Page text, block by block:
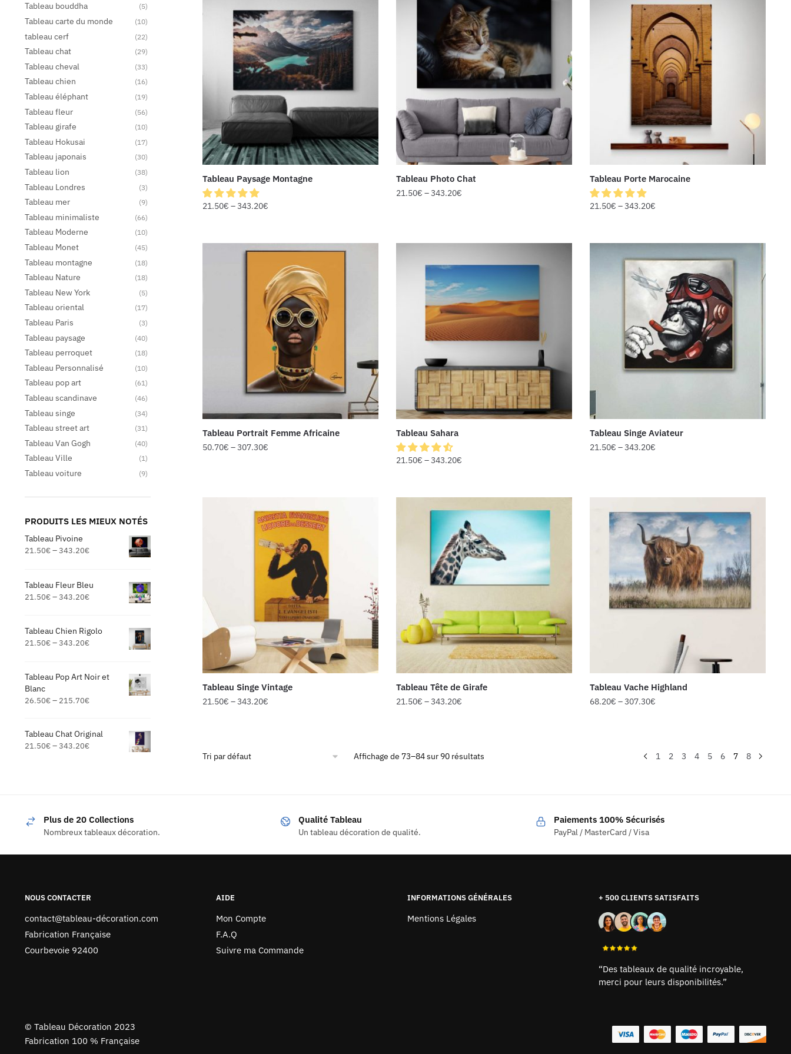
Tableau Paysage Montagne
21.50€ –343.20€
Tableau Photo Chat
21.50€ –343.20€
Tableau Porte Marocaine
21.50€ –343.20€
Tableau Portrait Femme Africaine
50.70€ –307.30€
Tableau Sahara
21.50€ –343.20€
Tableau Singe Aviateur
21.50€ –343.20€
Tableau Singe Vintage
21.50€ –343.20€
Tableau Tête de Girafe
21.50€ –343.20€
Tableau Vache Highland
68.20€ –307.30€
Affichage de 73–84 sur 90 résultats 1 2 3 4 5 6 7 8
Tableau bouddha (5)
Tableau carte du monde (10)
tableau cerf (22)
Tableau chat (29)
Tableau cheval (33)
Tableau chien (16)
Tableau éléphant (19)
Tableau fleur (56)
Tableau girafe (10)
Tableau Hokusai (17)
Tableau japonais (30)
Tableau lion (38)
Tableau Londres (3)
Tableau mer (9)
Tableau minimaliste (66)
Tableau Moderne (10)
Tableau Monet (45)
Tableau montagne (18)
Tableau Nature (18)
Tableau New York (5)
Tableau oriental (17)
Tableau Paris (3)
Tableau paysage (40)
Tableau perroquet (18)
Tableau Personnalisé (10)
Tableau pop art (61)
Tableau scandinave (46)
Tableau singe (34)
Tableau street art (31)
Tableau Van Gogh (40)
Tableau Ville (1)
Tableau voiture (9)
PRODUITS LES MIEUX NOTÉS
Tableau Pivoine
21.50€–343.20€
Tableau Fleur Bleu
21.50€–343.20€
Tableau Chien Rigolo
21.50€–343.20€
Tableau Pop Art Noir et
Blanc
26.50€– 215.70€
Tableau Chat Original
21.50€–343.20€
Plus de 20 Collections
Nombreux tableaux décoration.
Qualité Tableau
Un tableau décoration de qualité.
Paiements 100% Sécurisés
PayPal / MasterCard / Visa
NOUS CONTACTER
contact@tableau-décoration.com
Fabrication Française
Courbevoie 92400
AIDE
Mon Compte
F.A.Q
Suivre ma Commande
INFORMATIONS GÉNÉRALES
Mentions Légales
+ 500 CLIENTS SATISFAITS
“Des tableaux de qualité incroyable,
merci pour leurs disponibilités.”
© Tableau Décoration 2023
Fabrication 100 % Française